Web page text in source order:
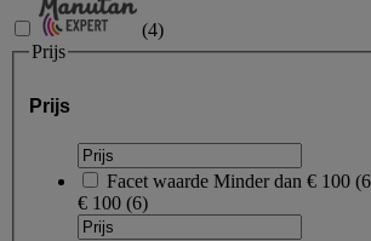
(4)
Prijs
Prijs
Facet waarde Minder dan € 100 (6
€ 100 (6)